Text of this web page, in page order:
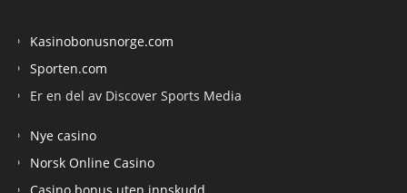
Kasinobonusnorge.com
Sporten.com
Er en del av Discover Sports Media
Nye casino
Norsk Online Casino